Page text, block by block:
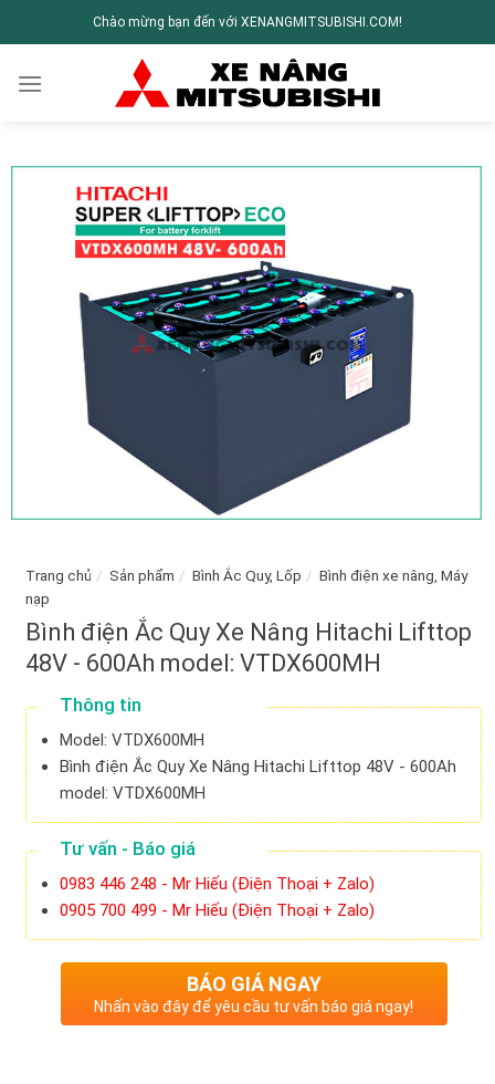
Chào mừng bạn đến với XENANGMITSUBISHI.COM!
Trang chủ / Sản phẩm / Bình Ắc Quy, Lốp / Bình điện xe nâng, Máy
nạp
Bình điện Ắc Quy Xe Nâng Hitachi Lifttop
48V - 600Ah model: VTDX600MH
Thông tin
Model: VTDX600MH
Bình điện Ắc Quy Xe Nâng Hitachi Lifttop 48V - 600Ah
model: VTDX600MH
Tư vấn - Báo giá
0983 446 248 - Mr Hiếu (Điện Thoại + Zalo)
0905 700 499 - Mr Hiếu (Điện Thoại + Zalo)
BÁO GIÁ NGAY
Nhấn vào đây để yêu cầu tư vấn báo giá ngay!